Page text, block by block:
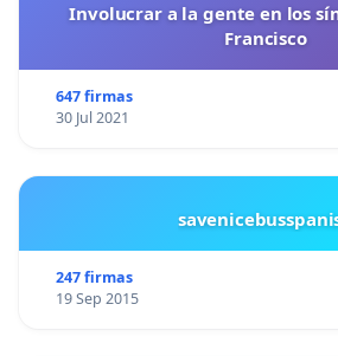
Involucrar a la gente en los
Francisco
647 firmas
30 Jul 2021
247 firmas
19 Sep 2015